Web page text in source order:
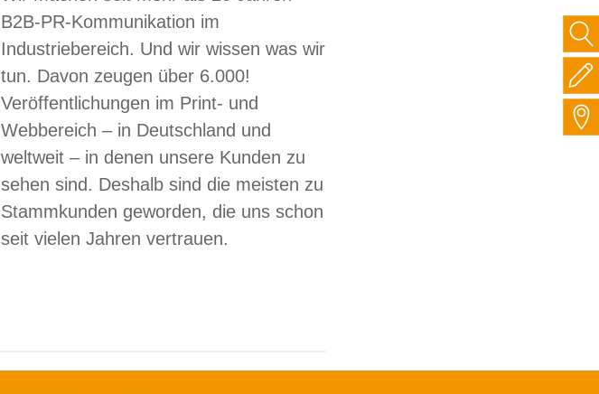
B2B-PR-Kommunikation im
Industriebereich. Und wir wissen was wir
tun. Davon zeugen über 6.000!
Veröffentlichungen im Print- und
Webbereich – in Deutschland und
weltweit – in denen unsere Kunden zu
sehen sind. Deshalb sind die meisten zu
Stammkunden geworden, die uns schon
seit vielen Jahren vertrauen.